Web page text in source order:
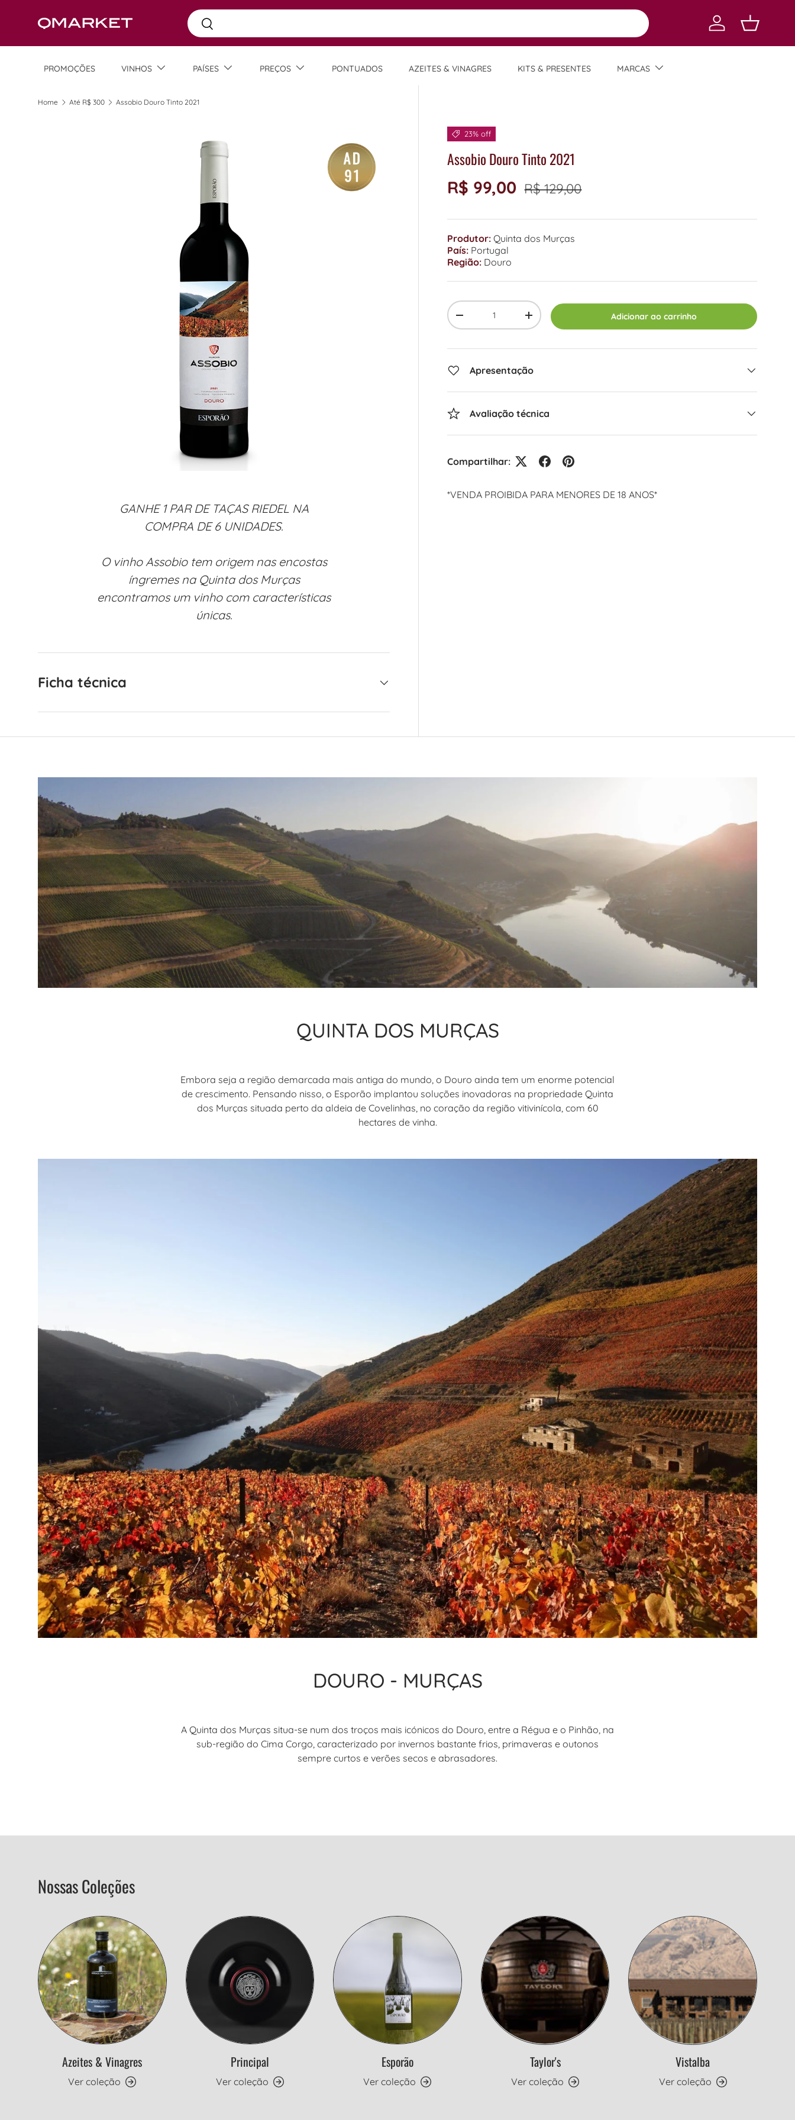
Skip to content Busca
Busca Log inCarrinho
PROMOÇÕES VINHOS PAÍSES PREÇOS PONTUADOS AZEITES & VINAGRES KITS & PRESENTES MARCAS
Home Até R$ 300 Assobio Douro Tinto 2021
23% off
Assobio Douro Tinto 2021
R$ 99,00 R$ 129,00
Produtor: Quinta dos Murças
País: Portugal
Região: Douro
Qty
-
+ Adicionar ao carrinho
Apresentação
Avaliação técnica
Compartilhar:
*VENDA PROIBIDA PARA MENORES DE 18 ANOS*
GANHE 1 PAR DE TAÇAS RIEDEL NA
COMPRA DE 6 UNIDADES.
O vinho Assobio tem origem nas encostas
íngremes na Quinta dos Murças
encontramos um vinho com características
únicas.
Ficha técnica
QUINTA DOS MURÇAS
Embora seja a região demarcada mais antiga do mundo, o Douro ainda tem um enorme potencial
de crescimento. Pensando nisso, o Esporão implantou soluções inovadoras na propriedade Quinta
dos Murças situada perto da aldeia de Covelinhas, no coração da região vitivinícola, com 60
hectares de vinha.
DOURO - MURÇAS
A Quinta dos Murças situa-se num dos troços mais icónicos do Douro, entre a Régua e o Pinhão, na
sub-região do Cima Corgo, caracterizado por invernos bastante frios, primaveras e outonos
sempre curtos e verões secos e abrasadores.
Nossas Coleções
Azeites & Vinagres
Ver coleção
Principal
Ver coleção
Esporão
Ver coleção
Taylor's
Ver coleção
Vistalba
Ver coleção